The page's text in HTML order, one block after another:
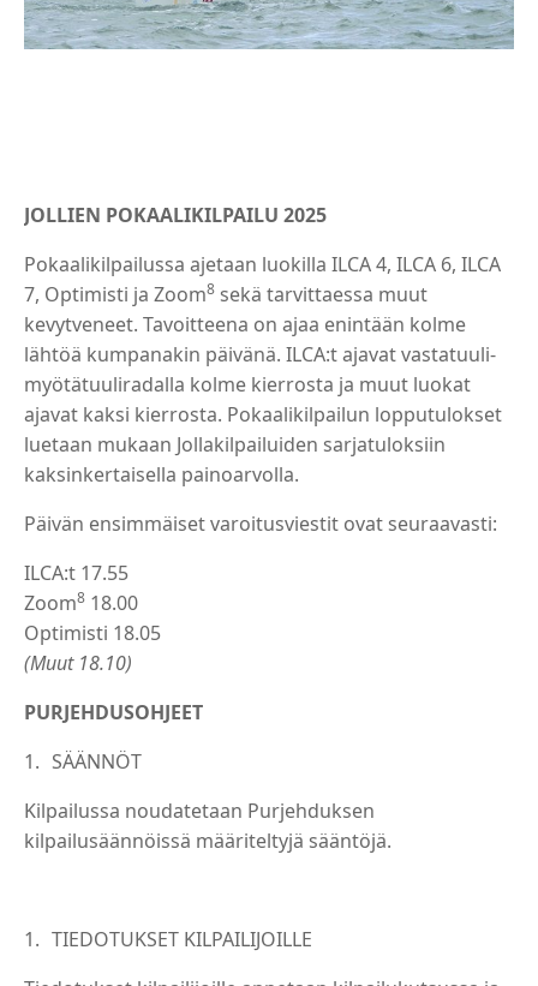
JOLLIEN POKAALIKILPAILU 2025
Pokaalikilpailussa ajetaan luokilla ILCA 4, ILCA 6, ILCA
7, Optimisti ja Zoom8 sekä tarvittaessa muut
kevytveneet. Tavoitteena on ajaa enintään kolme
lähtöä kumpanakin päivänä. ILCA:t ajavat vastatuuli-
myötätuuliradalla kolme kierrosta ja muut luokat
ajavat kaksi kierrosta. Pokaalikilpailun lopputulokset
luetaan mukaan Jollakilpailuiden sarjatuloksiin
kaksinkertaisella painoarvolla.
Päivän ensimmäiset varoitusviestit ovat seuraavasti:
ILCA:t 17.55
Zoom8 18.00
Optimisti 18.05
(Muut 18.10)
PURJEHDUSOHJEET
SÄÄNNÖT
Kilpailussa noudatetaan Purjehduksen
kilpailusäännöissä määriteltyjä sääntöjä.
TIEDOTUKSET KILPAILIJOILLE